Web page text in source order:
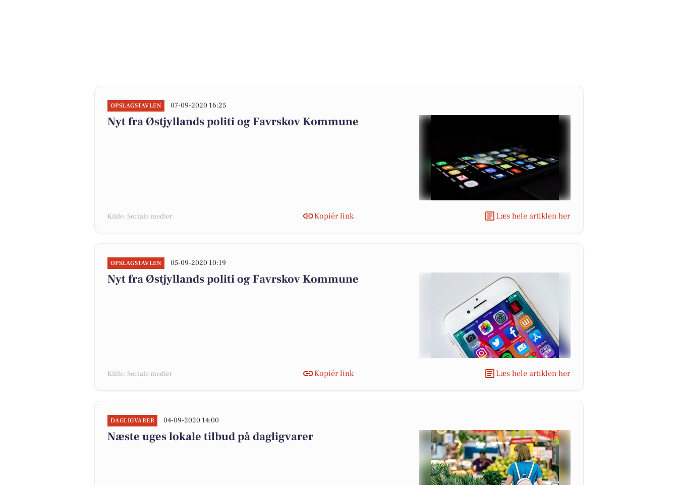
OPSLAGSTAVLEN 07-09-2020 16:25
Nyt fra Østjyllands politi og Favrskov Kommune
Kilde: Sociale medier Kopiér link Læs hele artiklen her
OPSLAGSTAVLEN 05-09-2020 10:19
Nyt fra Østjyllands politi og Favrskov Kommune
Kilde: Sociale medier Kopiér link Læs hele artiklen her
DAGLIGVARER 04-09-2020 14:00
Næste uges lokale tilbud på dagligvarer